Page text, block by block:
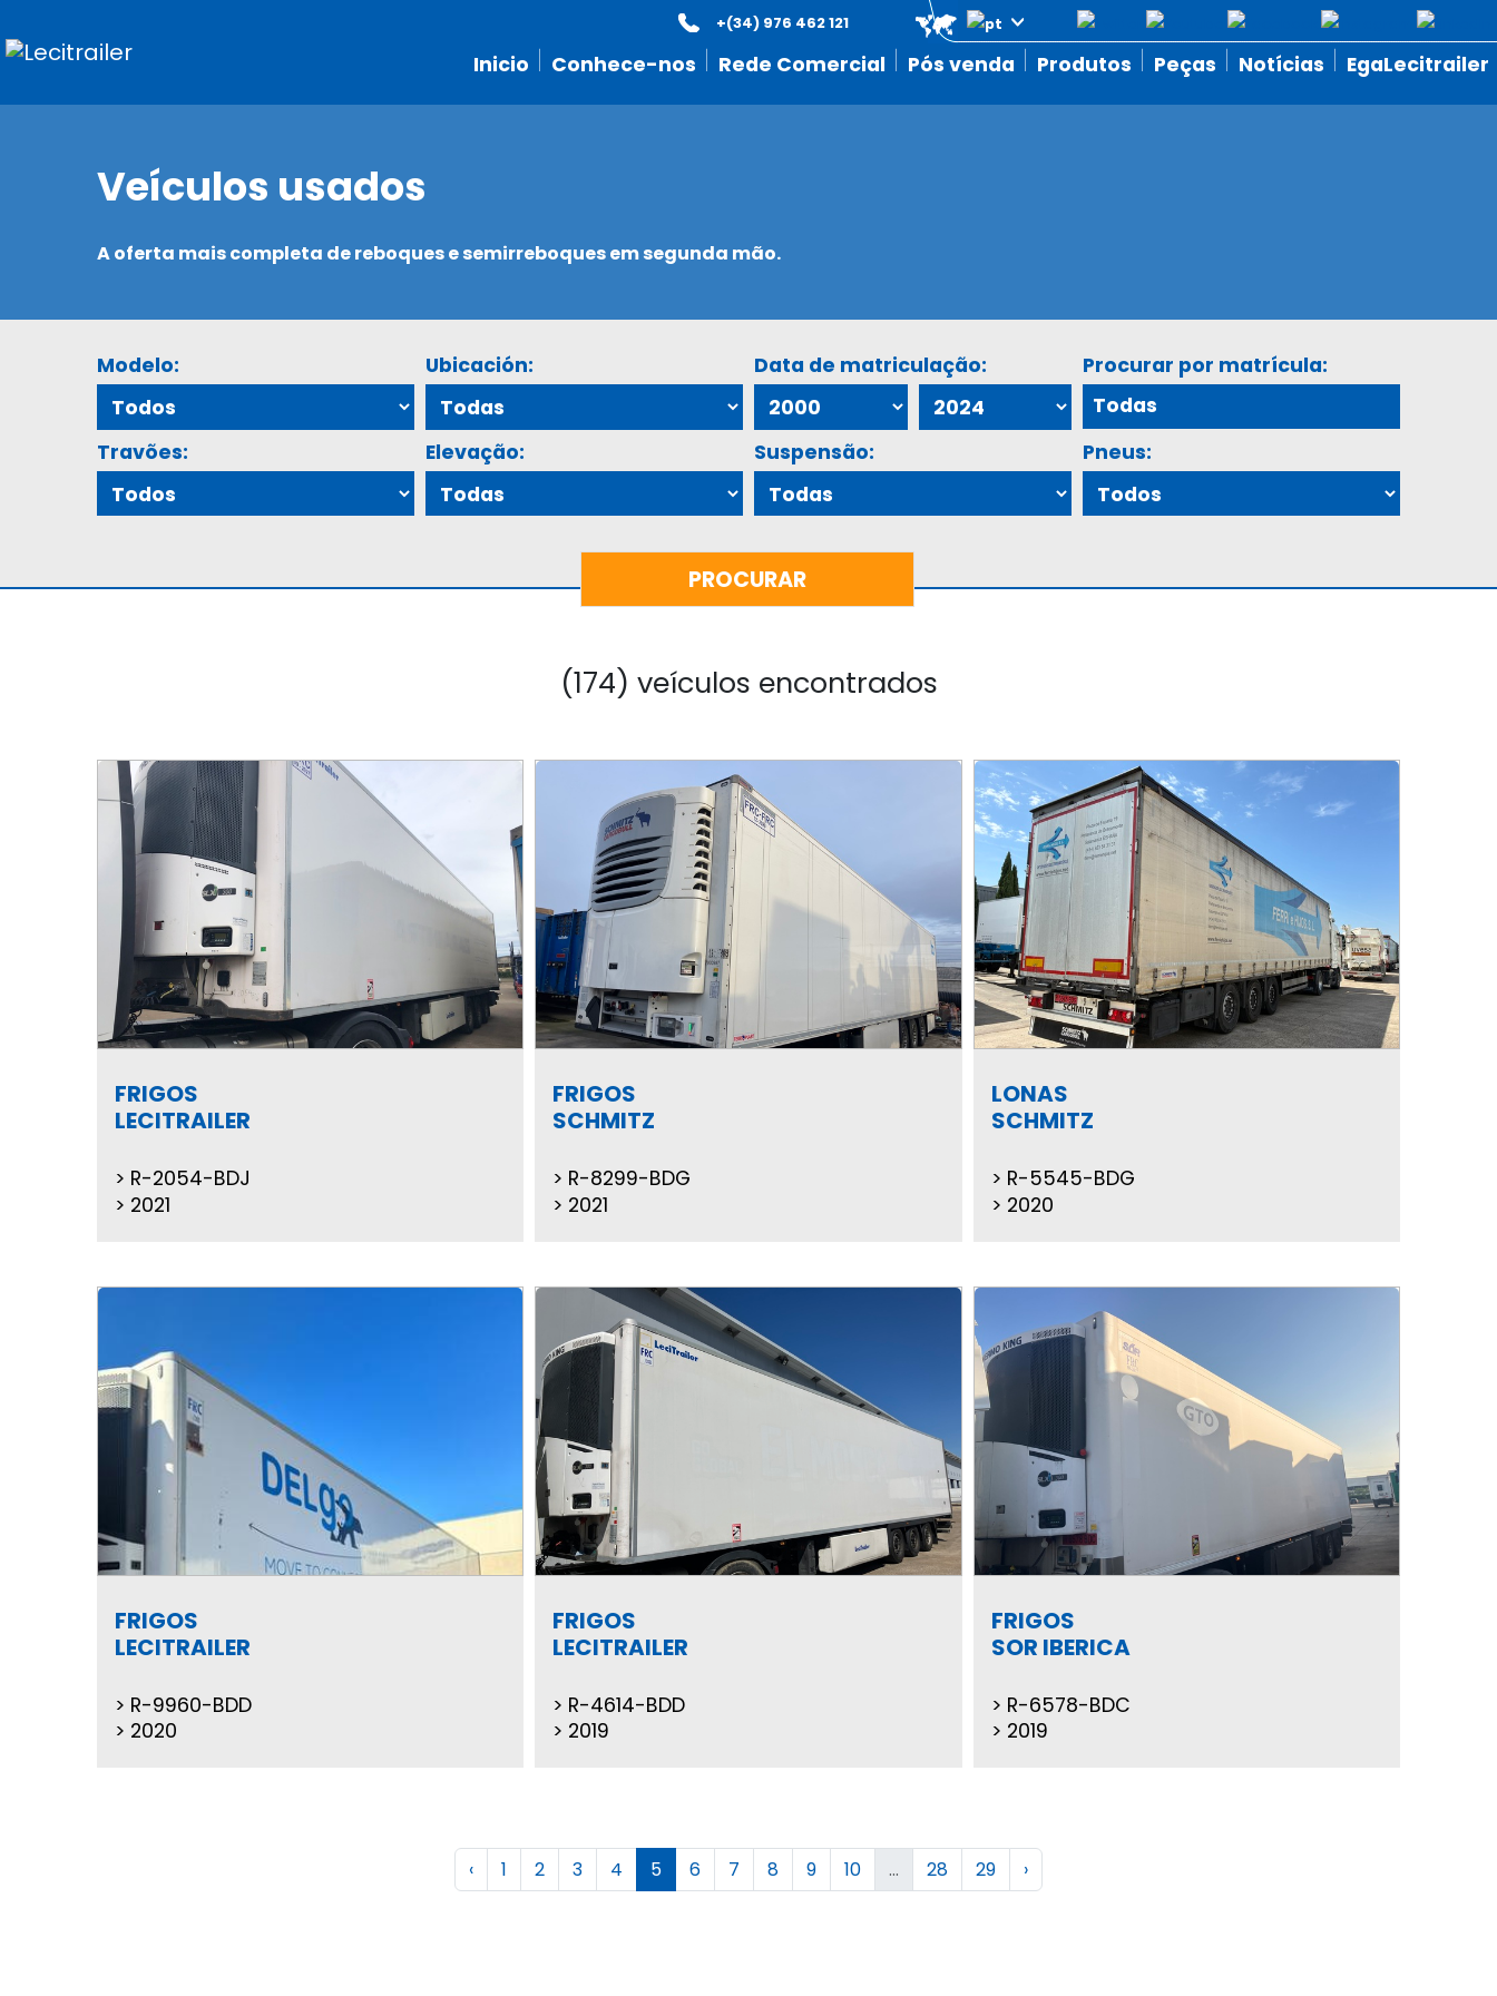
Inicio Conhece-nos Rede Comercial Pós venda Produtos Peças Notícias EgaLecitrailer
+(34) 976 462 121
Veículos usados
A oferta mais completa de reboques e semirreboques em segunda mão.
Modelo: Ubicación: Data de matriculação: Procurar por matrícula:
Travões: Elevação: Suspensão: Pneus:
(174) veículos encontrados
FRIGOS
LECITRAILER
R-2054-BDJ
2021
FRIGOS
SCHMITZ
R-8299-BDG
2021
LONAS
SCHMITZ
R-5545-BDG
2020
FRIGOS
LECITRAILER
R-9960-BDD
2020
FRIGOS
LECITRAILER
R-4614-BDD
2019
FRIGOS
SOR IBERICA
R-6578-BDC
2019
‹ 1 2 3 4 5 6 7 8 9 10 ... 28 29 ›